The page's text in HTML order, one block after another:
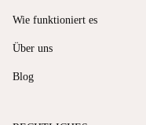
Wie funktioniert es
Über uns
Blog